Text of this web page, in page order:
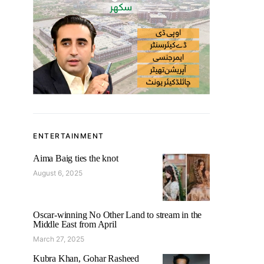
ENTERTAINMENT
Aima Baig ties the knot
August 6, 2025
Oscar-winning No Other Land to stream in the
Middle East from April
March 27, 2025
Kubra Khan, Gohar Rasheed